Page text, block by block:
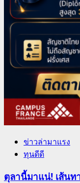
ข่าวล่ามาแรง
ทุนดีดี
ตุลานี้มาแน่! เส้นท